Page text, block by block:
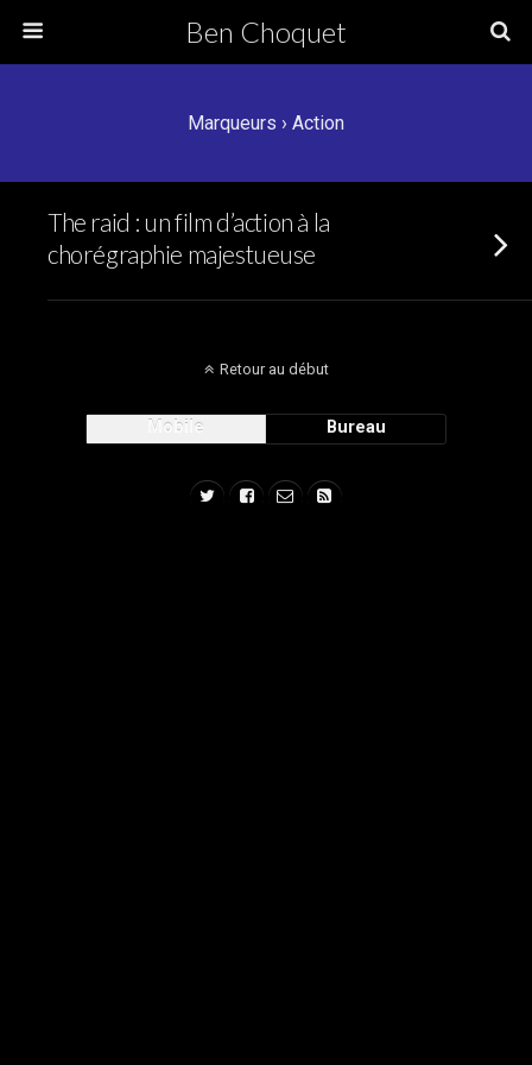
Ben Choquet
Marqueurs › Action
The raid : un film d’action à la
chorégraphie majestueuse
Retour au début
Mobile Bureau